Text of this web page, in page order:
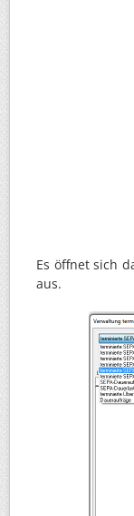
Es öffnet sich
aus.